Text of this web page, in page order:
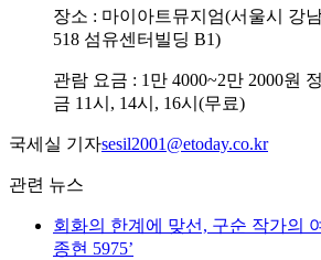
장소 : 마이아트뮤지엄(서울시 강
518 섬유센터빌딩 B1)
관람 요금 : 1만 4000~2만 2000원
금 11시, 14시, 16시(무료)
국세실 기자sesil2001@etoday.co.kr
관련 뉴스
회화의 한계에 맞선, 구순 작가의
종현 5975’